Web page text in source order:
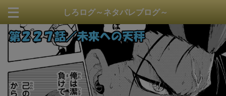
しろログ～ネタバレブログ～